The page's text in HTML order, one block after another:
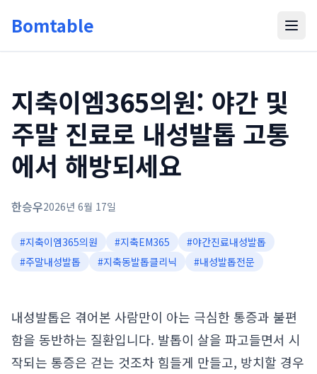
Bomtable
지축이엠365의원: 야간 및
주말 진료로 내성발톱 고통
에서 해방되세요
한승우2026년 6월 17일
#지축이엠365의원 #지축EM365 #야간진료내성발톱
#주말내성발톱 #지축동발톱클리닉 #내성발톱전문
내성발톱은 겪어본 사람만이 아는 극심한 통증과 불편
함을 동반하는 질환입니다. 발톱이 살을 파고들면서 시
작되는 통증은 걷는 것조차 힘들게 만들고, 방치할 경우